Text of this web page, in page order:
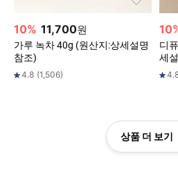
10% 11,700원
가루 녹차 40g (원산지:상세설명
참조)
4.8 (1,506)
10
디
세
상품 더 보기